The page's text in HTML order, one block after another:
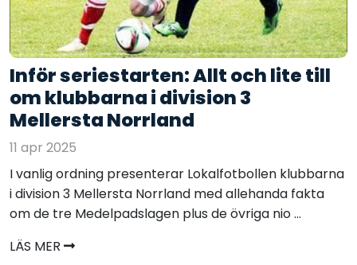
Inför seriestarten: Allt och lite till
om klubbarna i division 3
Mellersta Norrland
11 apr 2025
I vanlig ordning presenterar Lokalfotbollen klubbarna
i division 3 Mellersta Norrland med allehanda fakta
om de tre Medelpadslagen plus de övriga nio ...
LÄS MER